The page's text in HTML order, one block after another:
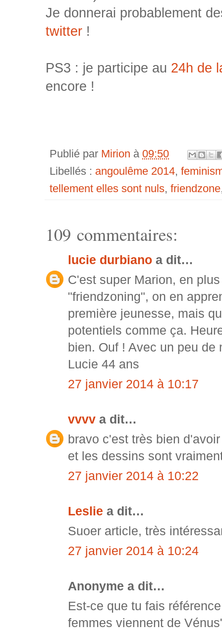
Je donnerai probablement
twitter !
PS3 : je participe au 24h de
encore !
Publié par Mirion à 09:50
Libellés : angoulême 2014,
tellement elles sont nuls, friendzone
109 commentaires:
lucie durbiano a dit…
C'est super Marion, en
"friendzoning", on en
première jeunesse, mais
potentiels comme ça.
bien. Ouf ! Avec un peu
Lucie 44 ans
27 janvier 2014 à 10:17
vvvv a dit…
bravo c'est très bien
et les dessins sont
27 janvier 2014 à 10:22
Leslie a dit…
Suoer article, très
27 janvier 2014 à 10:24
Anonyme a dit…
Est-ce que tu fais
femmes viennent de